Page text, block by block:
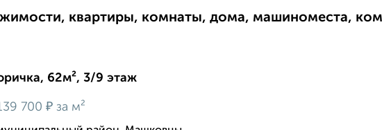
квартиры, комнаты, дома, машиноместа,
62м², 3/9 этаж
700 ₽ за м²